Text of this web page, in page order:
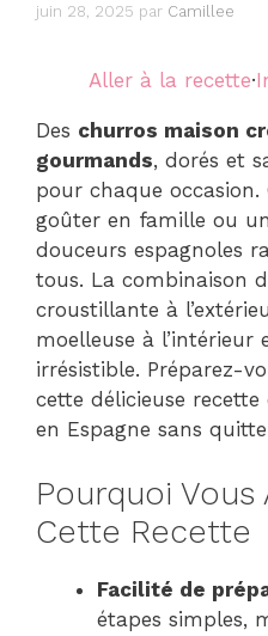
juin 28, 2025 par Camillee
Aller à la recette·
Des churros maison
gourmands, dorés et
pour chaque
goûter en famille ou
douceurs espagnoles
tous. La combinaison
croustillante à
moelleuse à
irrésistible. Préparez-
cette délicieuse
en Espagne sans
Pourquoi
Cette Recette
Facilité de
étapes simples,